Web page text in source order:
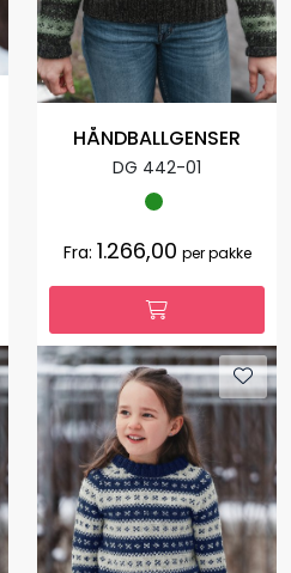
HÅNDBALLGENSER
DG 442-01
Fra: 1.266,00 per pakke